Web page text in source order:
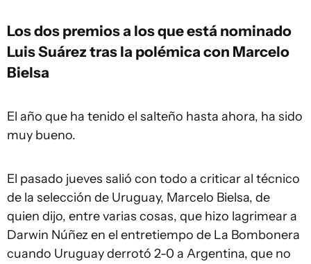
Los dos premios a los que está nominado
Luis Suárez tras la polémica con Marcelo
Bielsa
El año que ha tenido el salteño hasta ahora, ha sido
muy bueno.
El pasado jueves salió con todo a criticar al técnico
de la selección de Uruguay, Marcelo Bielsa, de
quien dijo, entre varias cosas, que hizo lagrimear a
Darwin Núñez en el entretiempo de La Bombonera
cuando Uruguay derrotó 2-0 a Argentina, que no